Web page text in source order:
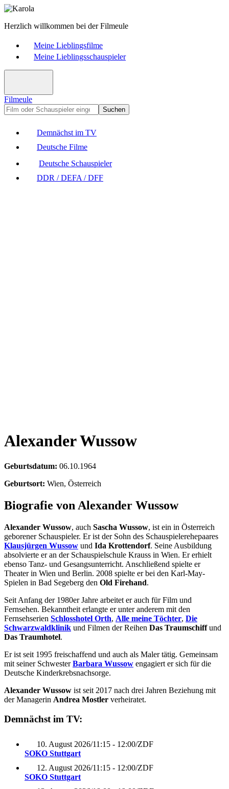
Herzlich willkommen bei der Filmeule
Meine Lieblingsfilme
Meine Lieblingsschauspieler
Filmeule
Suchen
Demnächst im TV
Deutsche Filme
Deutsche Schauspieler
DDR / DEFA / DFF
Alexander Wussow
Geburtsdatum: 06.10.1964
Geburtsort: Wien, Österreich
Biografie von Alexander Wussow
Alexander Wussow, auch Sascha Wussow, ist ein in Österreich
geborener Schauspieler. Er ist der Sohn des Schauspielerehepaares
Klausjürgen Wussow und Ida Krottendorf. Seine Ausbildung
absolvierte er an der Schauspielschule Krauss in Wien. Er erhielt
ebenso Tanz- und Gesangsunterricht. Anschließend spielte er
Theater in Wien und Berlin. 2008 spielte er bei den Karl-May-
Spielen in Bad Segeberg den Old Firehand.
Seit Anfang der 1980er Jahre arbeitet er auch für Film und
Fernsehen. Bekanntheit erlangte er unter anderem mit den
Fernsehserien Schlosshotel Orth, Alle meine Töchter, Die
Schwarzwaldklinik und Filmen der Reihen Das Traumschiffund
Das Traumhotel.
Er ist seit 1995 freischaffend und auch als Maler tätig. Gemeinsam
mit seiner SchwesterBarbara Wussow engagiert er sich für die
Deutsche Kinderkrebsnachsorge.
Alexander Wussow ist seit 2017 nach drei Jahren Beziehung mit
der Managerin Andrea Mostler verheiratet.
Demnächst im TV:
10. August 2026/11:15 - 12:00/ZDF
SOKO Stuttgart
12. August 2026/11:15 - 12:00/ZDF
SOKO Stuttgart